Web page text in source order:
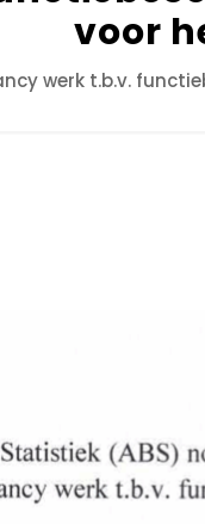
voor
werk t.b.v.